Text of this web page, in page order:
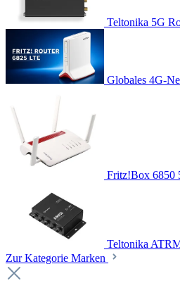
Teltonika 5G
Globales 4G-
Fritz!Box 6850
Teltonika
Zur Kategorie Marken